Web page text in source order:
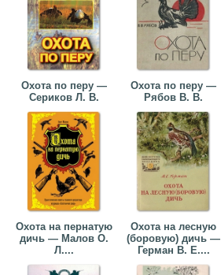
Охота по перу —
Сериков Л. В.
Охота по перу —
Рябов В. В.
Охота на пернатую
дичь — Малов О.
Л....
Охота на лесную
(боровую) дичь —
Герман В. Е....